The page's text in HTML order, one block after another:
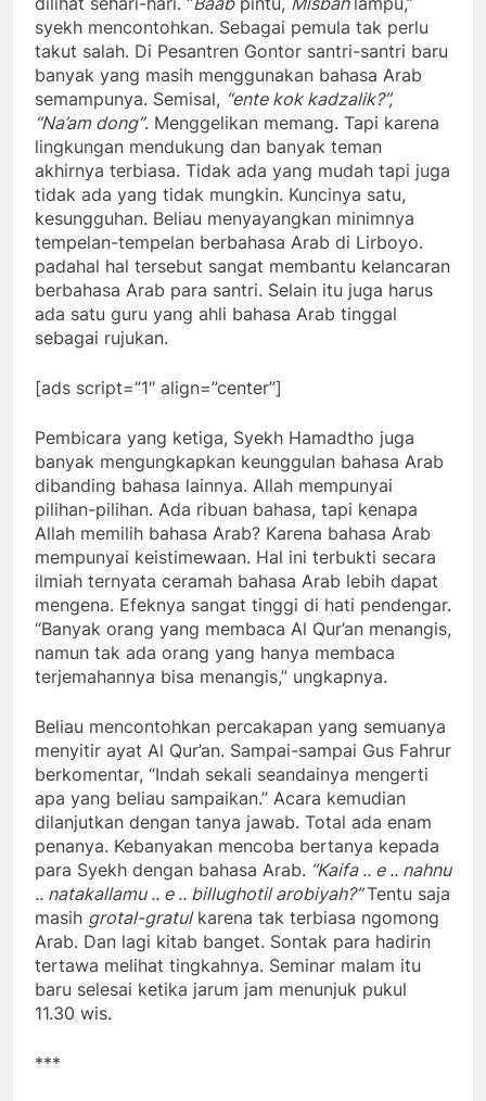
syekh mencontohkan. Sebagai pemula tak perlu
takut salah. Di Pesantren Gontor santri-santri baru
banyak yang masih menggunakan bahasa Arab
semampunya. Semisal, “ente kok kadzalik?”,
“Na’am dong”. Menggelikan memang. Tapi karena
lingkungan mendukung dan banyak teman
akhirnya terbiasa. Tidak ada yang mudah tapi juga
tidak ada yang tidak mungkin. Kuncinya satu,
kesungguhan. Beliau menyayangkan minimnya
tempelan-tempelan berbahasa Arab di Lirboyo.
padahal hal tersebut sangat membantu kelancaran
berbahasa Arab para santri. Selain itu juga harus
ada satu guru yang ahli bahasa Arab tinggal
sebagai rujukan.
[ads script=”1″ align=”center”]
Pembicara yang ketiga, Syekh Hamadtho juga
banyak mengungkapkan keunggulan bahasa Arab
dibanding bahasa lainnya. Allah mempunyai
pilihan-pilihan. Ada ribuan bahasa, tapi kenapa
Allah memilih bahasa Arab? Karena bahasa Arab
mempunyai keistimewaan. Hal ini terbukti secara
ilmiah ternyata ceramah bahasa Arab lebih dapat
mengena. Efeknya sangat tinggi di hati pendengar.
“Banyak orang yang membaca Al Qur’an menangis,
namun tak ada orang yang hanya membaca
terjemahannya bisa menangis,” ungkapnya.
Beliau mencontohkan percakapan yang semuanya
menyitir ayat Al Qur’an. Sampai-sampai Gus Fahrur
berkomentar, “Indah sekali seandainya mengerti
apa yang beliau sampaikan.” Acara kemudian
dilanjutkan dengan tanya jawab. Total ada enam
penanya. Kebanyakan mencoba bertanya kepada
para Syekh dengan bahasa Arab. “Kaifa .. e .. nahnu
.. natakallamu .. e .. billughotil arobiyah?”Tentu saja
masih grotal-gratulkarena tak terbiasa ngomong
Arab. Dan lagi kitab banget. Sontak para hadirin
tertawa melihat tingkahnya. Seminar malam itu
baru selesai ketika jarum jam menunjuk pukul
11.30 wis.
***